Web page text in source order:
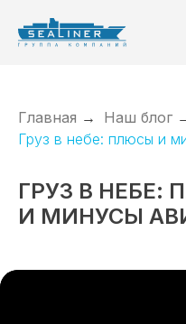
Главная → Наш блог
Груз в небе: плюсы и
ГРУЗ В НЕБЕ:
И МИНУСЫ